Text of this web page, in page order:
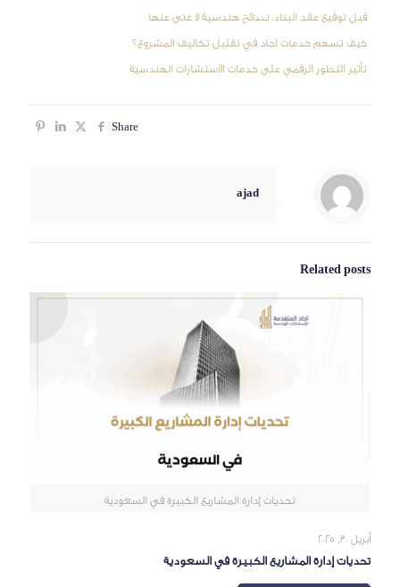
قبل توقيع عقد البناء: نصائح هندسية لا غنى عنها
كيف تسهم خدمات اجاد في تقليل تكاليف المشروع؟
تأثير التطور الرقمي على خدمات الاستشارات الهندسية
Share
ajad
Related posts
تحديات إدارة المشاريع الكبيرة في السعودية
أبريل 30, 2025
تحديات إدارة المشاريع الكبيرة في السعودية